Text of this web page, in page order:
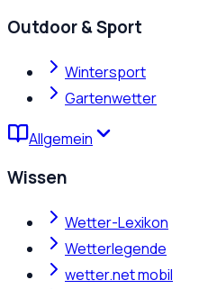
Outdoor & Sport
Wintersport
Gartenwetter
Allgemein
Wissen
Wetter-Lexikon
Wetterlegende
wetter.net mobil